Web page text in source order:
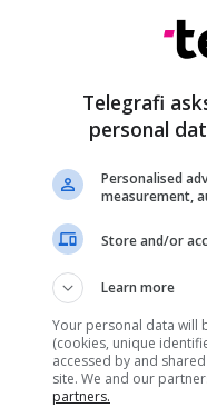
se çdo
për
Telegrafi
personal
Personalised
measurement,
Store and/or
Learn more
Your personal data will
(cookies, unique
accessed by and
site. We and our
partners.